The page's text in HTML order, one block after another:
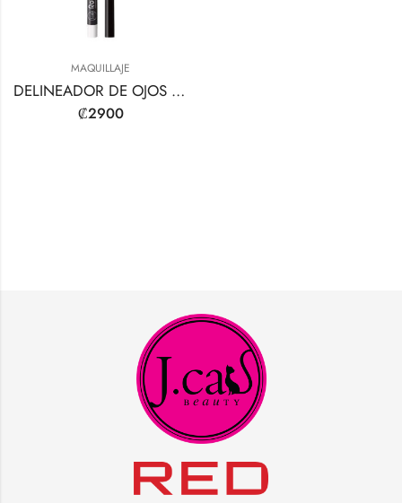
MAQUILLAJE
DELINEADOR DE OJOS AUTOMÁTICO ENROLLABLE
₡2900